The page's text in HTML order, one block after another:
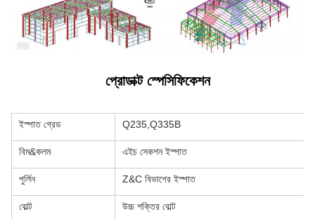
প্রোডাক্ট স্পেসিফিকেশন
ইস্পাত গ্রেড Q235,Q335B
বিম&কলম এইচ সেকশন ইস্পাত
পুর্লিন Z&C বিভাগের ইস্পাত
বোল্ট উচ্চ শক্তির বোল্ট